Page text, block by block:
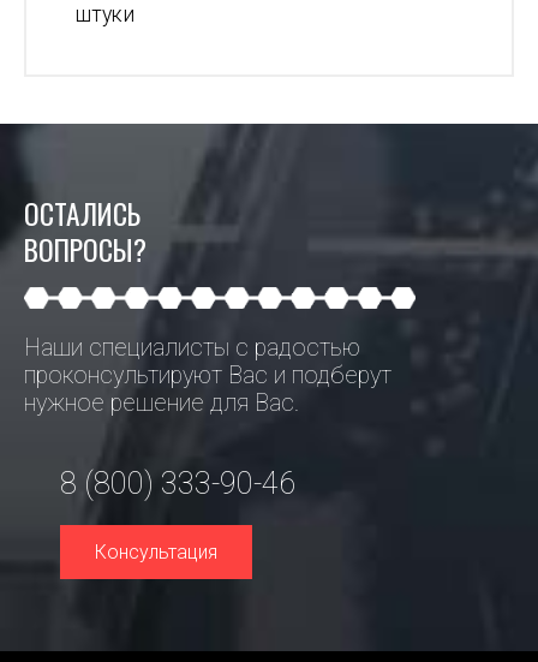
штуки
ОСТАЛИСЬ
ВОПРОСЫ?
Наши специалисты с радостью
проконсультируют Вас и подберут
нужное решение для Вас.
8 (800) 333-90-46
Консультация